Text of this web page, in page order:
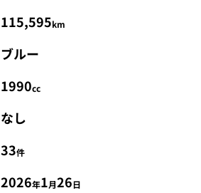
115,595km
ブルー
1990cc
なし
33件
2026年1月26日